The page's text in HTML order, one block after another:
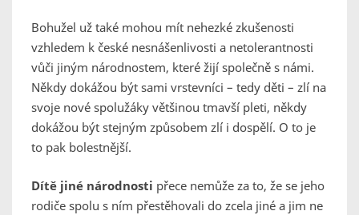
Bohužel už také mohou mít nehezké zkušenosti
vzhledem k české nesnášenlivosti a netolerantnosti
vůči jiným národnostem, které žijí společně s námi.
Někdy dokážou být sami vrstevníci – tedy děti – zlí na
svoje nové spolužáky většinou tmavší pleti, někdy
dokážou být stejným způsobem zlí i dospělí. O to je
to pak bolestnější.
Dítě jiné národnosti přece nemůže za to, že se jeho
rodiče spolu s ním přestěhovali do zcela jiné a jim ne